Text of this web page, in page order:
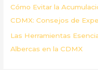
Cómo Evitar la
CDMX: Consejos de
Las Herramientas
Albercas en la CDMX